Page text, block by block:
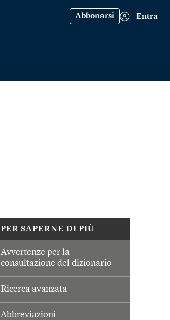
Abbonarsi Entra
PER SAPERNE DI PIÙ
Avvertenze per la
consultazione del dizionario
Ricerca avanzata
Abbreviazioni